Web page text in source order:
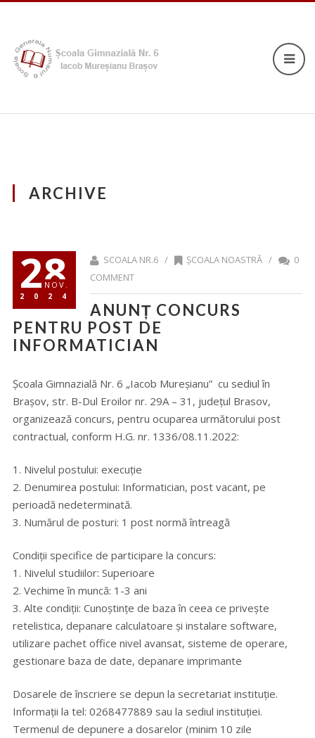
ARCHIVE
28
NOV.
2024
SCOALA NR.6 / ȘCOALA NOASTRĂ/
0
COMMENT
ANUNȚ CONCURS
PENTRU POST DE
INFORMATICIAN
Școala Gimnazială Nr. 6 „Iacob Mureșianu” cu sediul în
Brașov, str. B-Dul Eroilor nr. 29A – 31, județul Brasov,
organizează concurs, pentru ocuparea următorului post
contractual, conform H.G. nr. 1336/08.11.2022:
1. Nivelul postului: execuţie
2. Denumirea postului: Informatician, post vacant, pe
perioadă nedeterminată.
3. Numărul de posturi: 1 post normă întreagă
Condiţii specifice de participare la concurs:
1. Nivelul studiilor: Superioare
2. Vechime în muncă: 1-3 ani
3. Alte condiții: Cunoștințe de baza în ceea ce privește
retelistica, depanare calculatoare și instalare software,
utilizare pachet office nivel avansat, sisteme de operare,
gestionare baza de date, depanare imprimante
Dosarele de înscriere se depun la secretariat instituţie.
Informaţii la tel: 0268477889 sau la sediul instituţiei.
Termenul de depunere a dosarelor (minim 10 zile